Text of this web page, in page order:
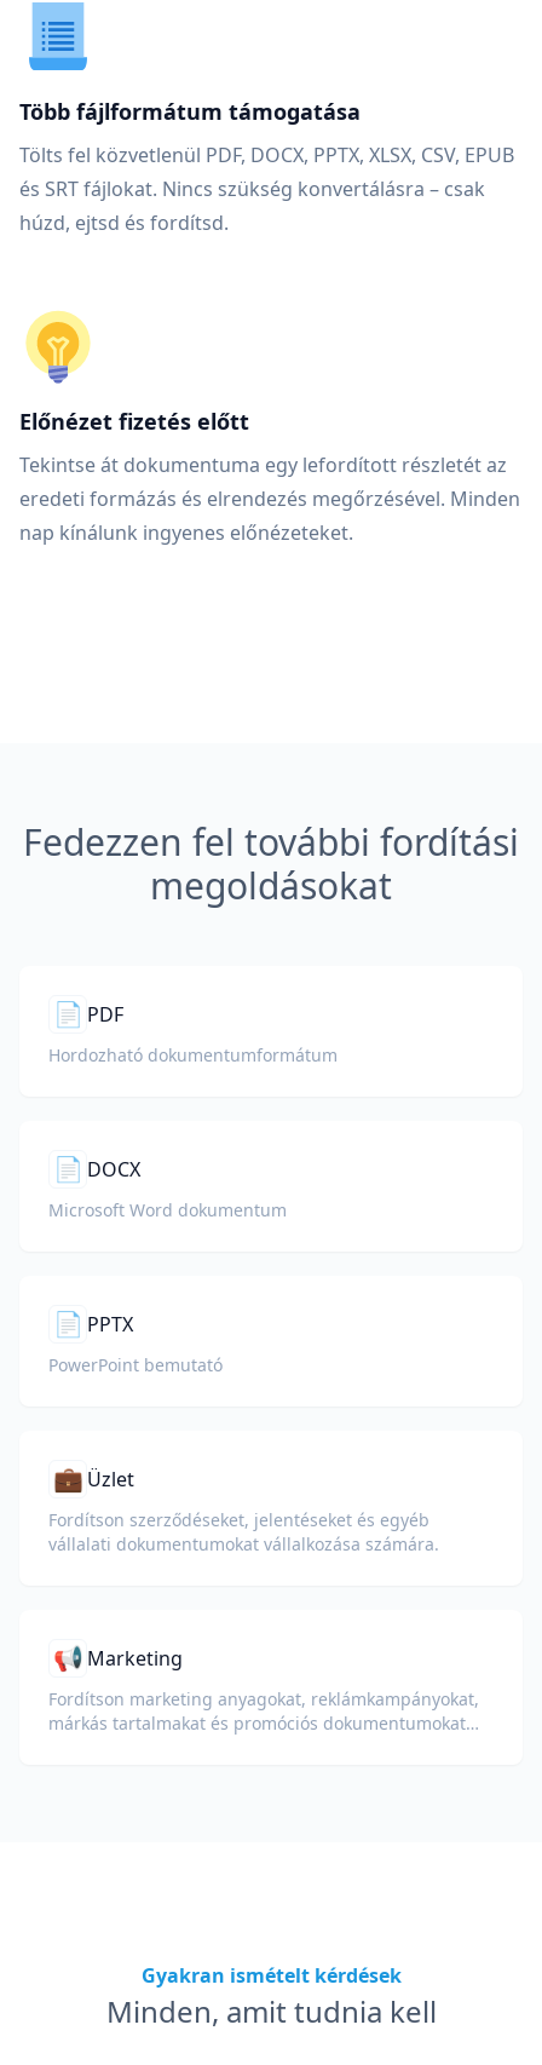
Több fájlformátum támogatása
Tölts fel közvetlenül PDF, DOCX, PPTX, XLSX, CSV, EPUB
és SRT fájlokat. Nincs szükség konvertálásra – csak
húzd, ejtsd és fordítsd.
Előnézet fizetés előtt
Tekintse át dokumentuma egy lefordított részletét az
eredeti formázás és elrendezés megőrzésével. Minden
nap kínálunk ingyenes előnézeteket.
Fedezzen fel további fordítási
megoldásokat
📄 PDF
Hordozható dokumentumformátum
📄 DOCX
Microsoft Word dokumentum
📄 PPTX
PowerPoint bemutató
💼 Üzlet
Fordítson szerződéseket, jelentéseket és egyéb
vállalati dokumentumokat vállalkozása számára.
📢 Marketing
Fordítson marketing anyagokat, reklámkampányokat,
márkás tartalmakat és promóciós dokumentumokat
Gyakran ismételt kérdések
Minden, amit tudnia kell